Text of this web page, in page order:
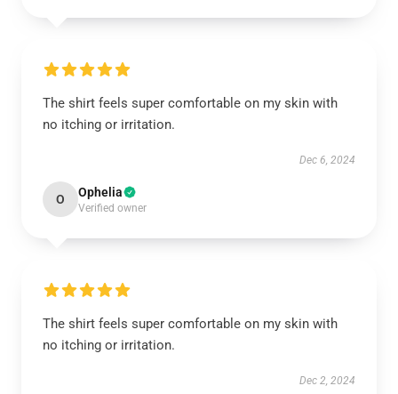
The shirt feels super comfortable on my skin with
no itching or irritation.
Dec 6, 2024
O Ophelia
Verified owner
The shirt feels super comfortable on my skin with
no itching or irritation.
Dec 2, 2024